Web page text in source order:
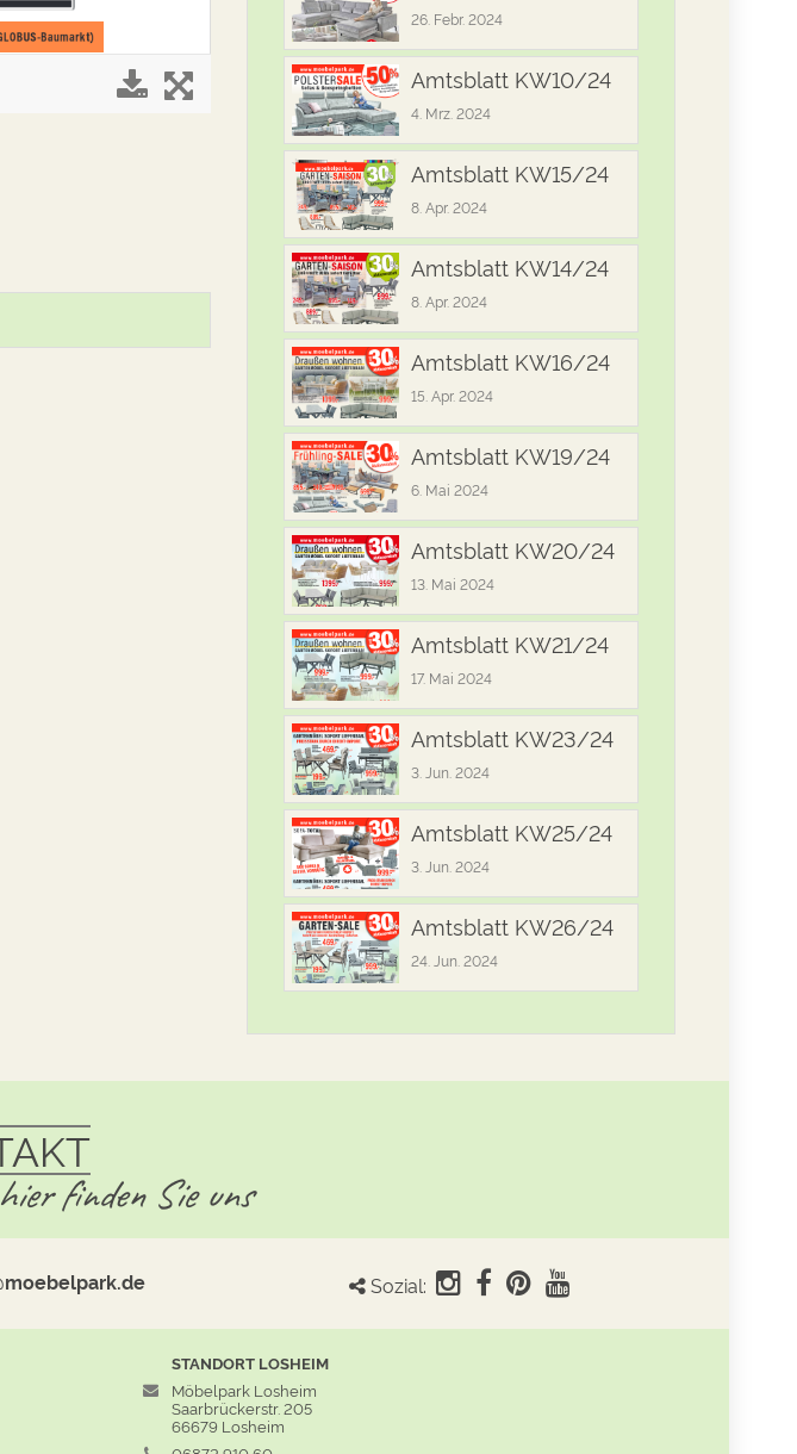
26. Febr. 2024
Amtsblatt KW10/24
4. Mrz. 2024
Amtsblatt KW15/24
8. Apr. 2024
Amtsblatt KW14/24
8. Apr. 2024
Amtsblatt KW16/24
15. Apr. 2024
Amtsblatt KW19/24
6. Mai 2024
Amtsblatt KW20/24
13. Mai 2024
Amtsblatt KW21/24
17. Mai 2024
Amtsblatt KW23/24
3. Jun. 2024
Amtsblatt KW25/24
3. Jun. 2024
Amtsblatt KW26/24
24. Jun. 2024
hier finden Sie uns
Sozial:
STANDORT LOSHEIM
Möbelpark Losheim
Saarbrückerstr. 205
66679 Losheim